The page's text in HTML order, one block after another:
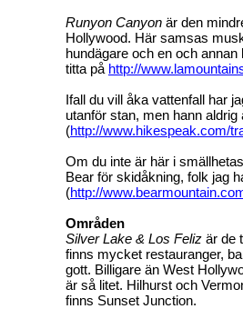
Runyon Canyon är den
Hollywood. Här samsas
hundägare och en och
titta på http://
Ifall du vill åka vattenfall har
utanför stan, men hann aldrig
(http://www.hikespeak.com/
Om du inte är här i
Bear för skidåkning, folk jag
(http://
Områden
Silver Lake & Los Feliz är de
finns mycket restauranger,
gott. Billigare än West
är så litet. Hilhurst och
finns Sunset Junction.